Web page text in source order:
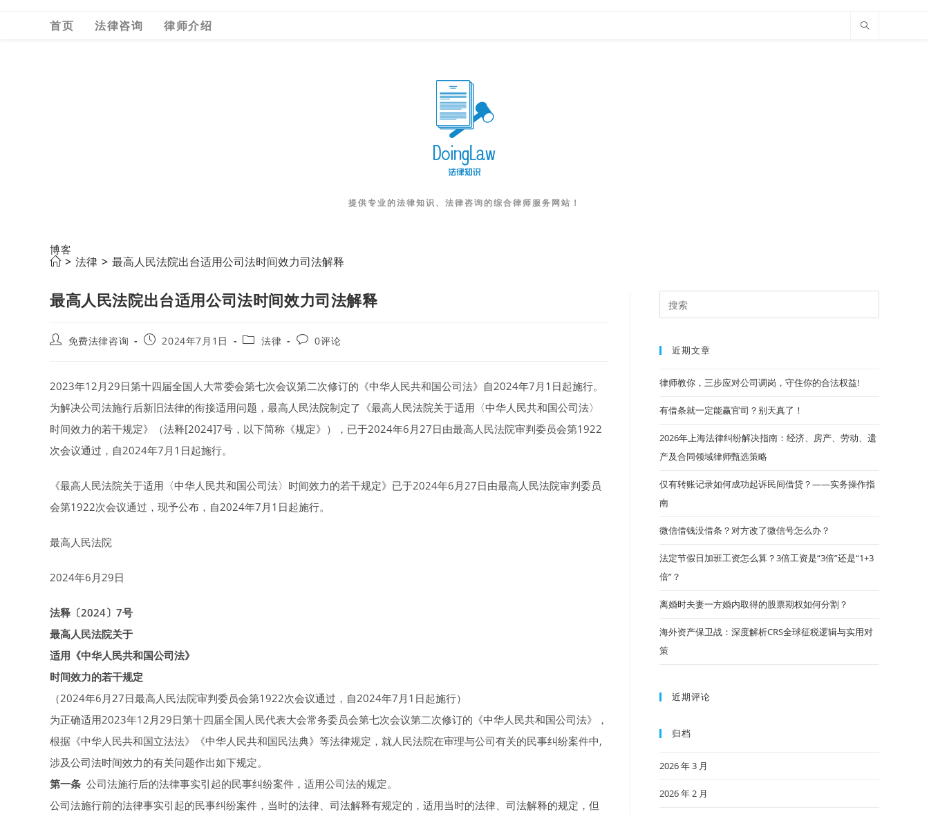
首页 法律咨询 律师介绍
提供专业的法律知识、法律咨询的综合律师服务网站！
博客
> 法律 > 最高人民法院出台适用公司法时间效力司法解释
最高人民法院出台适用公司法时间效力司法解释
Post免费法律咨询
Post2024年7月1日
Post法律
Post0评论
2023年12月29日第十四届全国人大常委会第七次会议第二次修订的《中华人民共和国公司法》自2024年7月1日起施行。
为解决公司法施行后新旧法律的衔接适用问题，最高人民法院制定了《最高人民法院关于适用〈中华人民共和国公司法〉
时间效力的若干规定》（法释[2024]7号，以下简称《规定》），已于2024年6月27日由最高人民法院审判委员会第1922
次会议通过，自2024年7月1日起施行。
《最高人民法院关于适用〈中华人民共和国公司法〉时间效力的若干规定》已于2024年6月27日由最高人民法院审判委员
会第1922次会议通过，现予公布，自2024年7月1日起施行。
最高人民法院
2024年6月29日
法释〔2024〕7号
最高人民法院关于
适用《中华人民共和国公司法》
时间效力的若干规定
（2024年6月27日最高人民法院审判委员会第1922次会议通过，自2024年7月1日起施行）
为正确适用2023年12月29日第十四届全国人民代表大会常务委员会第七次会议第二次修订的《中华人民共和国公司法》，
根据《中华人民共和国立法法》《中华人民共和国民法典》等法律规定，就人民法院在审理与公司有关的民事纠纷案件中,
涉及公司法时间效力的有关问题作出如下规定。
第一条 公司法施行后的法律事实引起的民事纠纷案件，适用公司法的规定。
公司法施行前的法律事实引起的民事纠纷案件，当时的法律、司法解释有规定的，适用当时的法律、司法解释的规定，但
近期文章
律师教你，三步应对公司调岗，守住你的合法权益!
有借条就一定能赢官司？别天真了！
2026年上海法律纠纷解决指南：经济、房产、劳动、遗
产及合同领域律师甄选策略
仅有转账记录如何成功起诉民间借贷？——实务操作指
南
微信借钱没借条？对方改了微信号怎么办？
法定节假日加班工资怎么算？3倍工资是“3倍”还是“1+3
倍”？
离婚时夫妻一方婚内取得的股票期权如何分割？
海外资产保卫战：深度解析CRS全球征税逻辑与实用对
策
近期评论
归档
2026 年 3 月
2026 年 2 月